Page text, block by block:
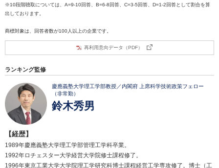
※10段階聴取については、A=9-10回答、B=6-8回答、C=3-5回答、D=1-2回答として割合を算
出しております。
商標対象は、回答者数が100人以上の企業です。
再利用意向データ（PDF）
ランキング監修
慶應義塾大学理工学部教授／内閣府 上席科学技術政策フェロー
（非常勤）
鈴木秀男
【経歴】
1989年慶應義塾大学理工学部管理工学科卒業。
1992年ロチェスター大学経営大学院修士課程修了。
1996年東京工業大学大学院理工学研究科博士課程経営工学専攻修了。博士（工